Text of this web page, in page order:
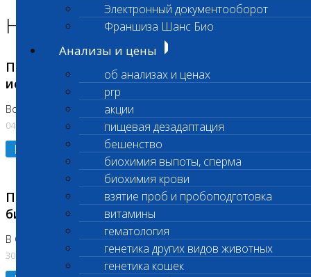
Электронный документооборот
Франшиза Шанс Био
Анализы и цены
об анализах и ценах
prp
акции
пищевая дезадаптация
бешенство
биохимия выпоты, сперма
биохимия крови
взятие проб и пробоподготовка
витамины
гематология
генетика других видов животных
генетика кошек
Новости лаборатории
Приостановка срочных биохимических
исследований
Во Владыкино
04.08.2026
Подробнее
Приостановлено выполнение срочных
биохимических исследований
В Сколково. Код (123,309,310)
30.07.2026